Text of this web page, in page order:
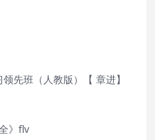
先班（人教版）【 章进】
》flv